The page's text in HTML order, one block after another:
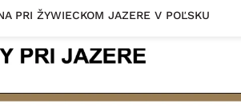
PRI ŽYWIECKOM JAZERE V POĽSKU